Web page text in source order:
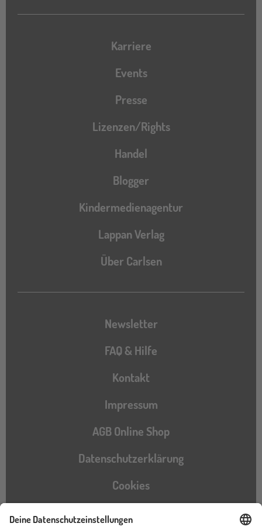
Karriere
Events
Presse
Lizenzen/Rights
Handel
Blogger
Kindermedienagentur
Lappan Verlag
Über Carlsen
Newsletter
FAQ & Hilfe
Kontakt
Impressum
AGB Online Shop
Datenschutzerklärung
Cookies
Barrierefreiheitserklärung